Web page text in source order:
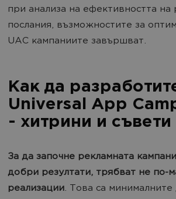
при анализа на ефективността на
послания, възможностите за
UAC кампаниите завършват.
Как да
Universal App
- хитрини и съвети
За да започне рекламната
добри резултати, трябват не по-
реализации. Това са минималните